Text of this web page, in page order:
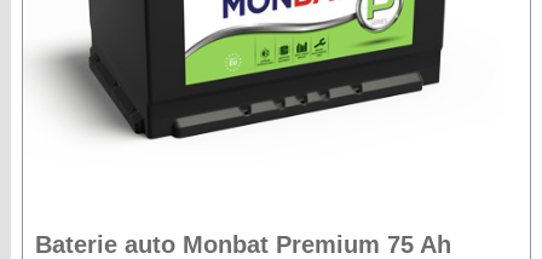
Baterie auto Monbat Premium 75 Ah